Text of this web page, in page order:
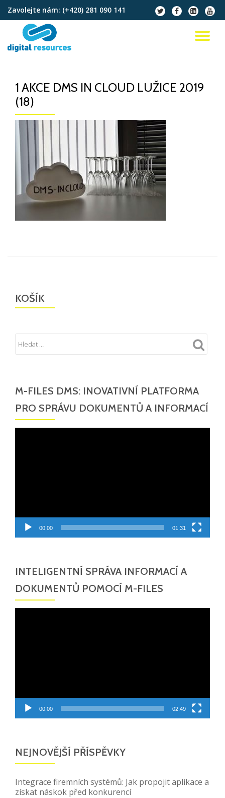
Přeskočit
obsah
Zavolejte nám: (+420) 281 090 141
fa-
twitter
fa-
facebook
fa-
linkedin-
square
fa-
1 AKCE DMS IN CLOUD LUŽICE 2019
(18)
KOŠÍK
M-FILES DMS: INOVATIVNÍ PLATFORMA
PRO SPRÁVU DOKUMENTŮ A INFORMACÍ
00:00 01:31
INTELIGENTNÍ SPRÁVA INFORMACÍ A
DOKUMENTŮ POMOCÍ M-FILES
00:00 02:49
NEJNOVĚJŠÍ PŘÍSPĚVKY
Integrace firemních systémů: Jak propojit aplikace a
získat náskok před konkurencí